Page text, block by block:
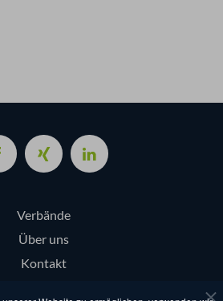
Verbände
Über uns
Kontakt